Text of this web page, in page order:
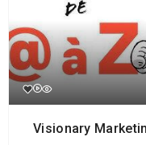
Visionary